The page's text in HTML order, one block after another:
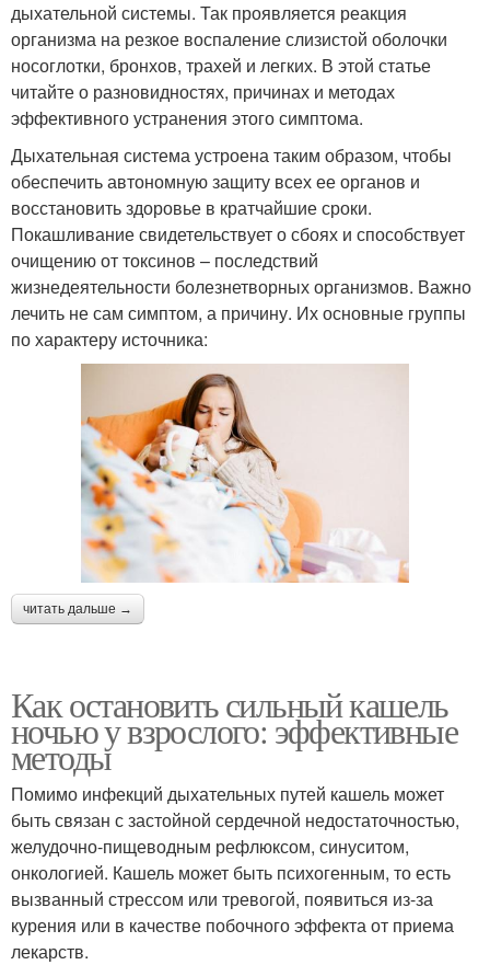
дыхательной системы. Так проявляется реакция
организма на резкое воспаление слизистой оболочки
носоглотки, бронхов, трахей и легких. В этой статье
читайте о разновидностях, причинах и методах
эффективного устранения этого симптома.
Дыхательная система устроена таким образом, чтобы
обеспечить автономную защиту всех ее органов и
восстановить здоровье в кратчайшие сроки.
Покашливание свидетельствует о сбоях и способствует
очищению от токсинов – последствий
жизнедеятельности болезнетворных организмов. Важно
лечить не сам симптом, а причину. Их основные группы
по характеру источника:
читать дальше →
Как остановить сильный кашель
ночью у взрослого: эффективные
методы
Помимо инфекций дыхательных путей кашель может
быть связан с застойной сердечной недостаточностью,
желудочно-пищеводным рефлюксом, синуситом,
онкологией. Кашель может быть психогенным, то есть
вызванный стрессом или тревогой, появиться из-за
курения или в качестве побочного эффекта от приема
лекарств.